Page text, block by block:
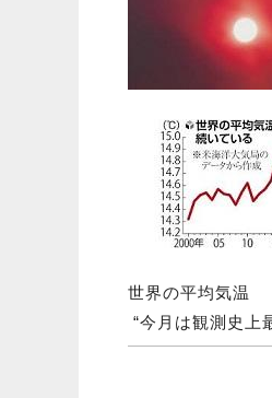
世界の平均気温
“今月は観測史上